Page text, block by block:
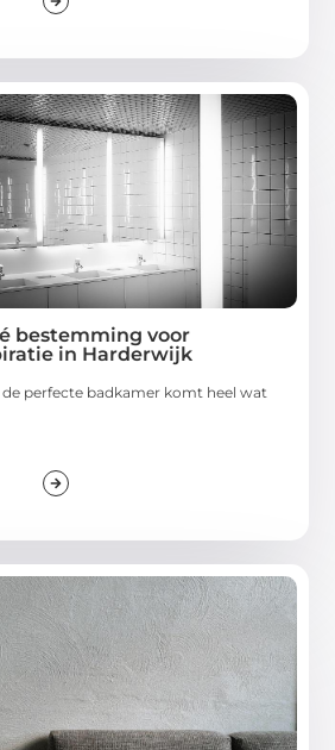
bestemming voor
in Harderwijk
de perfecte badkamer komt heel wat